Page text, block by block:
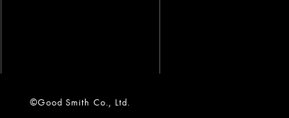
©Good Smith Co., Ltd.